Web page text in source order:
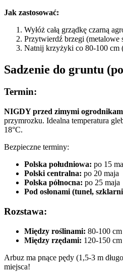
Jak zastosować:
Wyłóż całą grządkę czarną
Przytwierdź brzegi (metalowe
Natnij krzyżyki co 80-100 cm
Sadzenie do gruntu
Termin:
NIGDY przed zimymi
przymrozku. Idealna temperatura
18°C.
Bezpieczne terminy:
Polska południowa: po 15
Polski centralna: po 20 maja
Polska północna: po 25 maja
Pod osłonami (tunel,
Rozstawa:
Między roślinami: 80-100 cm
Między rzędami: 120-150 cm
Arbuz ma pnące pędy (1,5-3 m
miejsca!